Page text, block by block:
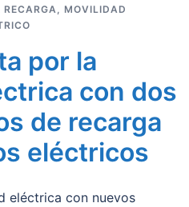
MOVILIDAD
por la
con dos
de recarga
eléctricos
eléctrica con nuevos